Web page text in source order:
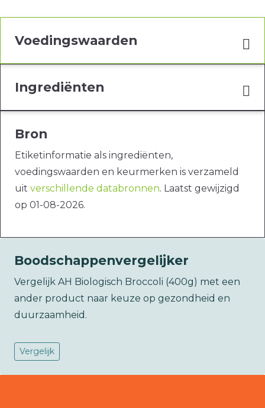
Voedingswaarden
Ingrediënten
Bron
Etiketinformatie als ingrediënten,
voedingswaarden en keurmerken is verzameld
uit verschillende databronnen. Laatst gewijzigd
op 01-08-2026.
Boodschappenvergelijker
Vergelijk AH Biologisch Broccoli (400g) met een
ander product naar keuze op gezondheid en
duurzaamheid.
Vergelijk